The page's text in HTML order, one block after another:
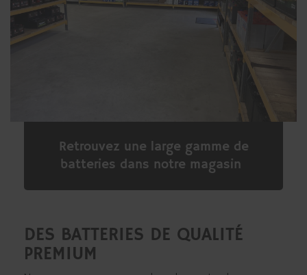
Retrouvez une large gamme de
batteries dans notre magasin
DES BATTERIES DE QUALITÉ
PREMIUM